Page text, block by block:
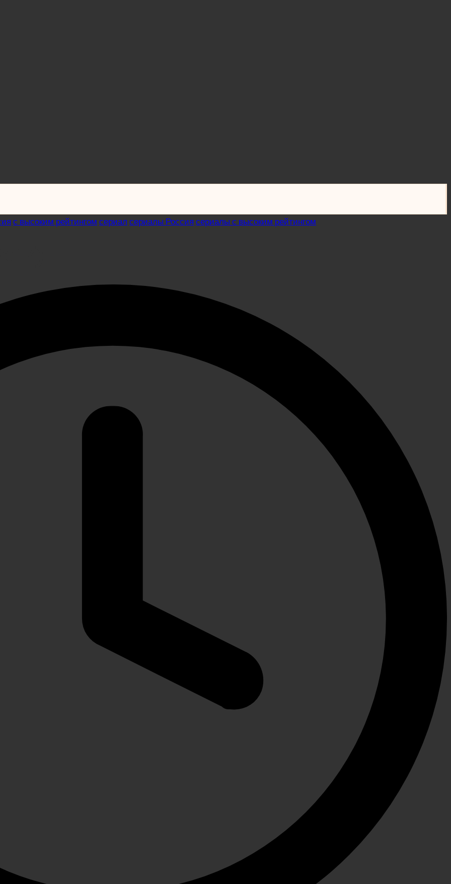
с высоким рейтингом сериал сериалы Россия сериалы с высоким рейтингом